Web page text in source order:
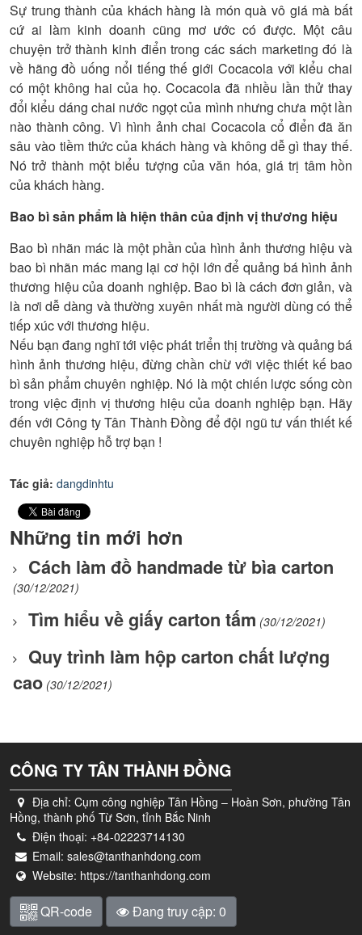
Sự trung thành của khách hàng là món quà vô giá mà bất
cứ ai làm kinh doanh cũng mơ ước có được. Một câu
chuyện trở thành kinh điển trong các sách marketing đó là
về hãng đồ uống nổi tiếng thế giới Cocacola với kiểu chai
có một không hai của họ. Cocacola đã nhiều lần thử thay
đổi kiểu dáng chai nước ngọt của mình nhưng chưa một lần
nào thành công. Vì hình ảnh chai Cocacola cổ điển đã ăn
sâu vào tiềm thức của khách hàng và không dễ gì thay thế.
Nó trở thành một biểu tượng của văn hóa, giá trị tâm hồn
của khách hàng.
Bao bì sản phẩm là hiện thân của định vị thương hiệu
Bao bì nhãn mác là một phần của hình ảnh thương hiệu và
bao bì nhãn mác mang lại cơ hội lớn để quảng bá hình ảnh
thương hiệu của doanh nghiệp. Bao bì là cách đơn giản, và
là nơi dễ dàng và thường xuyên nhất mà người dùng có thể
tiếp xúc với thương hiệu.
Nếu bạn đang nghĩ tới việc phát triển thị trường và quảng bá
hình ảnh thương hiệu, đừng chần chừ với việc thiết kế bao
bì sản phẩm chuyên nghiệp. Nó là một chiến lược sống còn
trong việc định vị thương hiệu của doanh nghiệp bạn. Hãy
đến với Công ty Tân Thành Đồng để đội ngũ tư vấn thiết kế
chuyên nghiệp hỗ trợ bạn !
Tác giả: dangdinhtu
Những tin mới hơn
Cách làm đồ handmade từ bìa carton
(30/12/2021)
Tìm hiểu về giấy carton tấm (30/12/2021)
Quy trình làm hộp carton chất lượng
cao (30/12/2021)
CÔNG TY TÂN THÀNH ĐỒNG
Địa chỉ: Cụm công nghiệp Tân Hồng – Hoàn Sơn, phường Tân
Hồng, thành phố Từ Sơn, tỉnh Bắc Ninh
Điện thoại: +84-02223714130
Email: sales@tanthanhdong.com
Website: https://tanthanhdong.com
QR-code Đang truy cập: 0